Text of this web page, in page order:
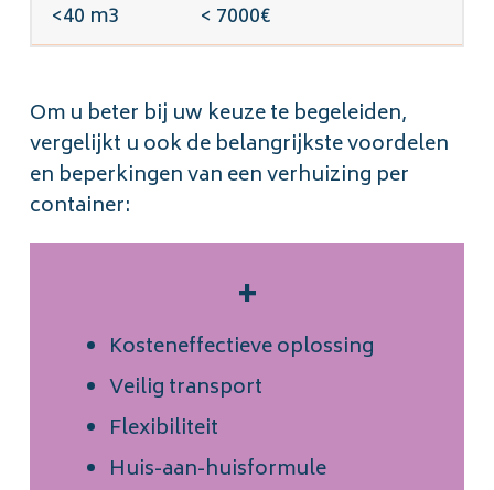
<40 m3 < 7000€
Om u beter bij uw keuze te begeleiden,
vergelijkt u ook de belangrijkste voordelen
en beperkingen van een verhuizing per
container:
+
Kosteneffectieve oplossing
Veilig transport
Flexibiliteit
Huis-aan-huisformule